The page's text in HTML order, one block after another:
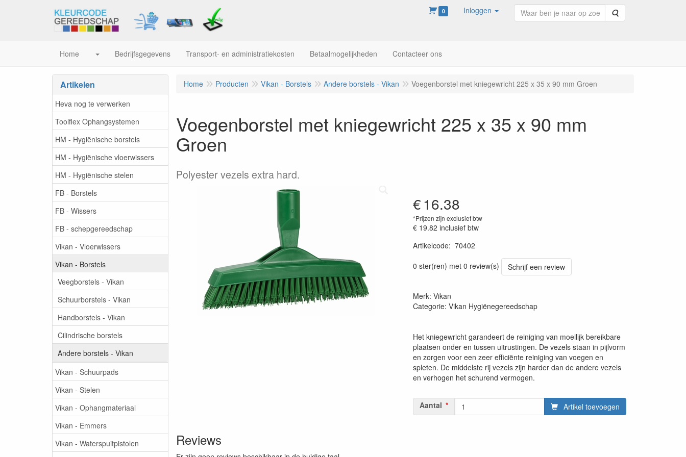
0 Inloggen Zoeken
Home Bedrijfsgegevens Transport- en administratiekosten Betaalmogelijkheden Contacteer ons
Artikelen
Heva nog te verwerken
Toolflex Ophangsystemen
HM - Hygiënische borstels
HM - Hygiënische vloerwissers
HM - Hygiënische stelen
FB - Borstels
FB - Wissers
FB - schepgereedschap
Vikan - Vloerwissers
Vikan - Borstels
Veegborstels - Vikan
Schuurborstels - Vikan
Handborstels - Vikan
Cilindrische borstels
Andere borstels - Vikan
Vikan - Schuurpads
Vikan - Stelen
Vikan - Ophangmateriaal
Vikan - Emmers
Vikan - Waterspuitpistolen
Home Producten Vikan - Borstels Andere borstels - Vikan Voegenborstel met kniegewricht 225 x 35 x 90 mm Groen
Voegenborstel met kniegewricht 225 x 35 x 90 mm
Groen
Polyester vezels extra hard.
€16.38
*Prijzen zijn exclusief btw
€ 19.82 inclusief btw
Artikelcode: 70402
0 ster(ren) met 0 review(s)
Schrijf een review
Merk: Vikan
Categorie: Vikan Hygiënegereedschap
Het kniegewricht garandeert de reiniging van moeilijk bereikbare
plaatsen onder en tussen uitrustingen. De vezels staan in pijlvorm
en zorgen voor een zeer efficiënte reiniging van voegen en
spleten. De middelste rij vezels zijn harder dan de andere vezels
en verhogen het schurend vermogen.
Aantal Artikel toevoegen
Reviews